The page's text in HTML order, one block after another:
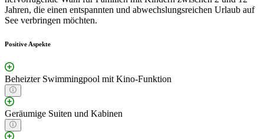
Jahren, die einen entspannten und abwechslungsreichen Urlaub auf
See verbringen möchten.
Positive Aspekte
Beheizter Swimmingpool mit Kino-Funktion
Geräumige Suiten und Kabinen